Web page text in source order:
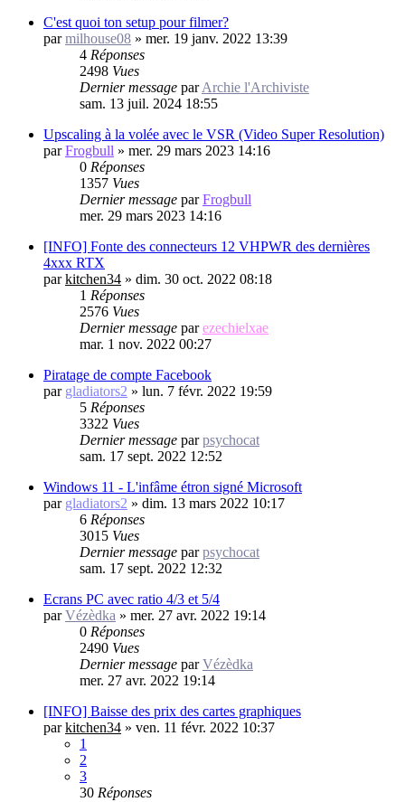
C'est quoi ton setup pour filmer?
parmilhouse08 » mer. 19 janv. 2022 13:39
4 Réponses
2498 Vues
Dernier message parArchie l'Archiviste
sam. 13 juil. 2024 18:55
Upscaling à la volée avec le VSR (Video Super Resolution)
parFrogbull » mer. 29 mars 2023 14:16
0 Réponses
1357 Vues
Dernier message parFrogbull
mer. 29 mars 2023 14:16
[INFO] Fonte des connecteurs 12 VHPWR des dernières
4xxx RTX
parkitchen34 » dim. 30 oct. 2022 08:18
1 Réponses
2576 Vues
Dernier message parezechielxae
mar. 1 nov. 2022 00:27
Piratage de compte Facebook
par gladiators2 » lun. 7 févr. 2022 19:59
5 Réponses
3322 Vues
Dernier message parpsychocat
sam. 17 sept. 2022 12:52
Windows 11 - L'infâme étron signé Microsoft
par gladiators2 » dim. 13 mars 2022 10:17
6 Réponses
3015 Vues
Dernier message parpsychocat
sam. 17 sept. 2022 12:32
Ecrans PC avec ratio 4/3 et 5/4
parVézèdka » mer. 27 avr. 2022 19:14
0 Réponses
2490 Vues
Dernier message parVézèdka
mer. 27 avr. 2022 19:14
[INFO] Baisse des prix des cartes graphiques
parkitchen34 » ven. 11 févr. 2022 10:37
1
2
3
30 Réponses